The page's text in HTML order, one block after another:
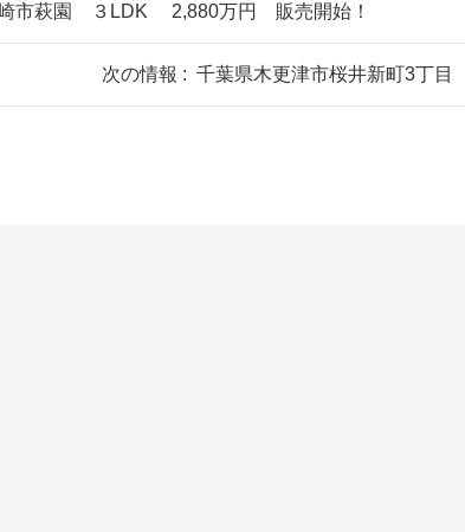
崎市萩園 ３LDK 2,880万円 販売開始！
次の情報 : 千葉県木更津市桜井新町3丁